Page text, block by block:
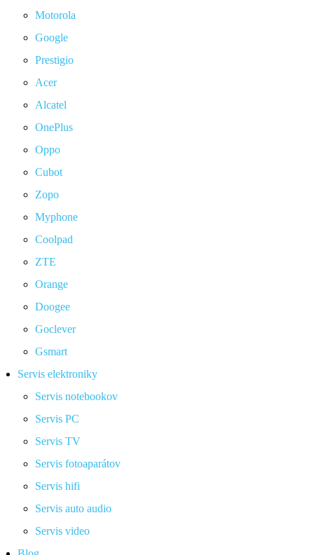
Motorola
Google
Prestigio
Acer
Alcatel
OnePlus
Oppo
Cubot
Zopo
Myphone
Coolpad
ZTE
Orange
Doogee
Goclever
Gsmart
Servis elektroniky
Servis notebookov
Servis PC
Servis TV
Servis fotoaparátov
Servis hifi
Servis auto audio
Servis video